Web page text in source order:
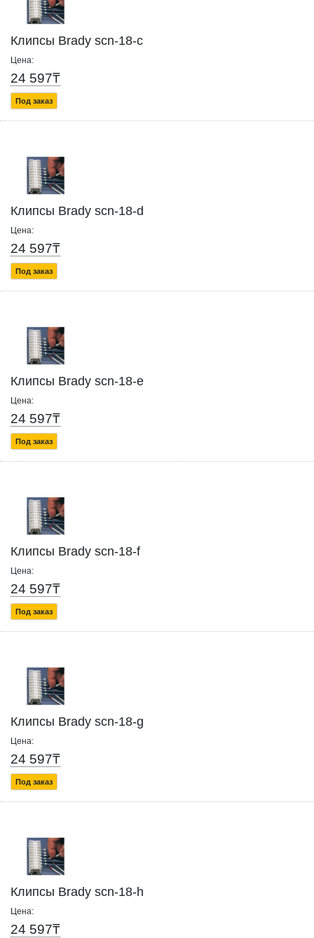
Клипсы Brady scn-18-c
Цена:
24 597₸
Под заказ
Клипсы Brady scn-18-d
Цена:
24 597₸
Под заказ
Клипсы Brady scn-18-e
Цена:
24 597₸
Под заказ
Клипсы Brady scn-18-f
Цена:
24 597₸
Под заказ
Клипсы Brady scn-18-g
Цена:
24 597₸
Под заказ
Клипсы Brady scn-18-h
Цена:
24 597₸